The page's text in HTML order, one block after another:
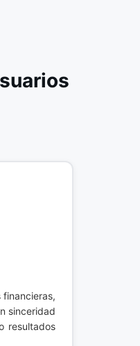
sinceridad
resultados